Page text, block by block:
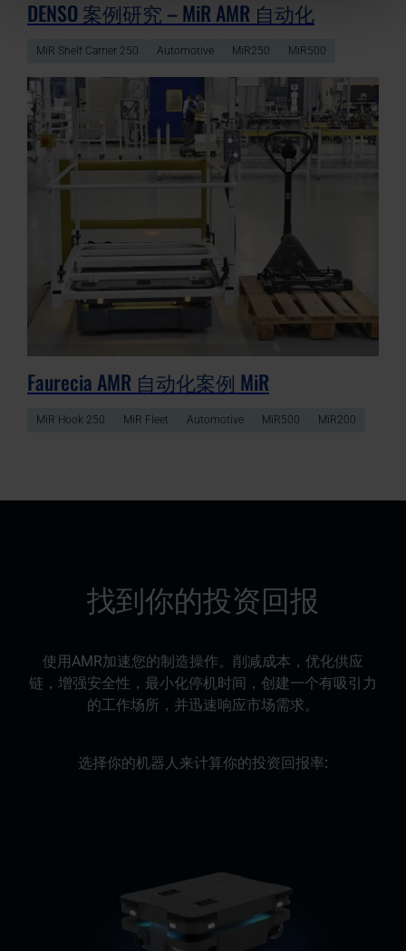
DENSO 案例研究 – MiR AMR 自动化
MiR Shelf Carrier 250 Automotive MiR250 MiR500
Faurecia AMR 自动化案例 MiR
MiR Hook 250 MiR Fleet Automotive MiR500 MiR200
找到你的投资回报
使用AMR加速您的制造操作。削减成本，优化供应
链，增强安全性，最小化停机时间，创建一个有吸引力
的工作场所，并迅速响应市场需求。
选择你的机器人来计算你的投资回报率: